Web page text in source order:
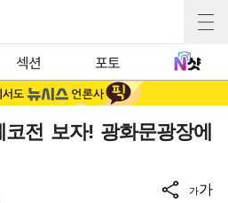
섹션 포토
전 보자! 광화문광장에
가가